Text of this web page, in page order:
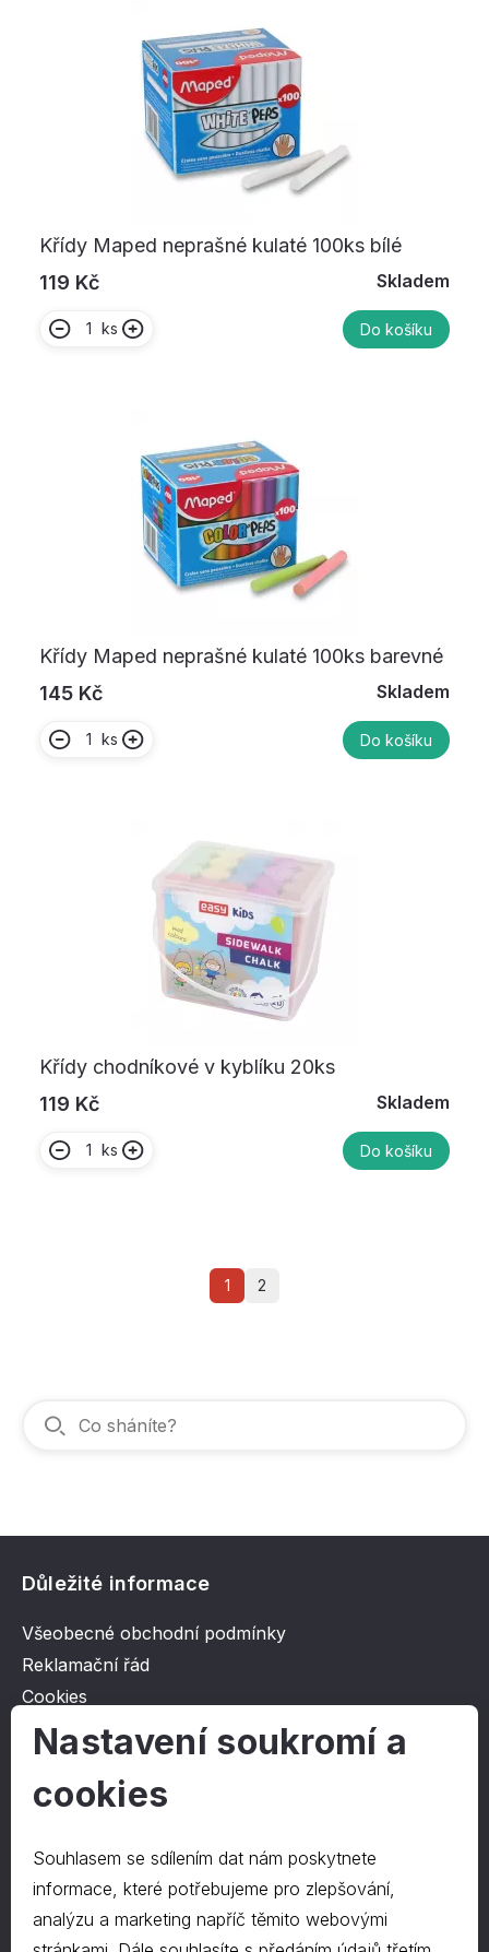
Křídy Maped neprašné kulaté 100ks bílé
119 Kč
Skladem
ks Do košíku
Křídy Maped neprašné kulaté 100ks barevné
145 Kč
Skladem
ks Do košíku
Křídy chodníkové v kyblíku 20ks
119 Kč
Skladem
ks Do košíku
1 2
Důležité informace
Všeobecné obchodní podmínky
Reklamační řád
Cookies
Ochrana osobních údajů
O společnosti
Kontakt
O nás
Nastavení soukromí a
cookies
Souhlasem se sdílením dat nám poskytnete
informace, které potřebujeme pro zlepšování,
analýzu a marketing napříč těmito webovými